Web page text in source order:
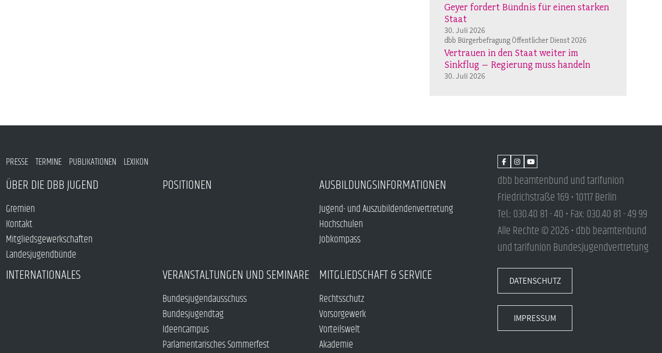
Geyer fordert Bündnis für einen starken
Staat
30. Juli 2026
dbb Bürgerbefragung Öffentlicher Dienst 2026
Vertrauen in den Staat weiter im
Sinkflug – Regierung muss handeln
30. Juli 2026
PRESSE TERMINE PUBLIKATIONEN LEXIKON
ÜBER DIE DBB JUGEND
Gremien
Kontakt
Mitgliedsgewerkschaften
Landesjugendbünde
POSITIONEN AUSBILDUNGSINFORMATIONEN
Jugend- und Auszubildendenvertretung
Hochschulen
Jobkompass
INTERNATIONALES VERANSTALTUNGEN UND SEMINARE
Bundesjugendausschuss
Bundesjugendtag
Ideencampus
Parlamentarisches Sommerfest
MITGLIEDSCHAFT & SERVICE
Rechtsschutz
Vorsorgewerk
Vorteilswelt
Akademie
dbb beamtenbund und tarifunion
Friedrichstraße 169 • 10117 Berlin
Tel.: 030.40 81 - 40 • Fax: 030.40 81 - 49 99
Alle Rechte © 2026 • dbb beamtenbund
und tarifunion Bundesjugendvertretung
DATENSCHUTZ
IMPRESSUM